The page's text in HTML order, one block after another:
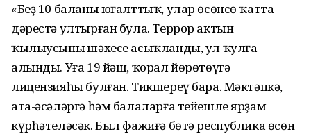
«Беҙ 10 баланы юғалттыҡ, улар өсөнсө ҡатта
дәрестә ултырған була. Террор актын
ҡылыусының шәхесе асыҡланды, ул ҡулға
алынды. Уға 19 йәш, ҡорал йөрөтөүгә
лицензияһы булған. Тикшереү бара. Мәктәпкә,
ата-әсәләргә һәм балаларға тейешле ярҙам
күрһәтеләсәк. Был фажиғә бөтә республика өсөн